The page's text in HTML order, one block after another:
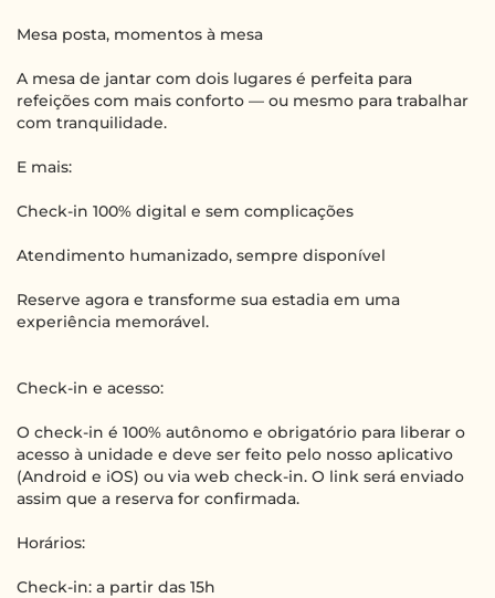
Mesa posta, momentos à mesa
A mesa de jantar com dois lugares é perfeita para
refeições com mais conforto — ou mesmo para trabalhar
com tranquilidade.
E mais:
Check-in 100% digital e sem complicações
Atendimento humanizado, sempre disponível
Reserve agora e transforme sua estadia em uma
experiência memorável.
Check-in e acesso:
O check-in é 100% autônomo e obrigatório para liberar o
acesso à unidade e deve ser feito pelo nosso aplicativo
(Android e iOS) ou via web check-in. O link será enviado
assim que a reserva for confirmada.
Horários:
Check-in: a partir das 15h